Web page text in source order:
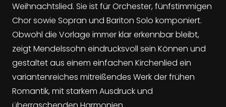
Weihnachtslied. Sie ist für Orchester, fünfstimmigen
Chor sowie Sopran und Bariton Solo komponiert.
Obwohl die Vorlage immer klar erkennbar bleibt,
zeigt Mendelssohn eindrucksvoll sein Können und
gestaltet aus einem einfachen Kirchenlied ein
variantenreiches mitreißendes Werk der frühen
Romantik, mit starkem Ausdruck und